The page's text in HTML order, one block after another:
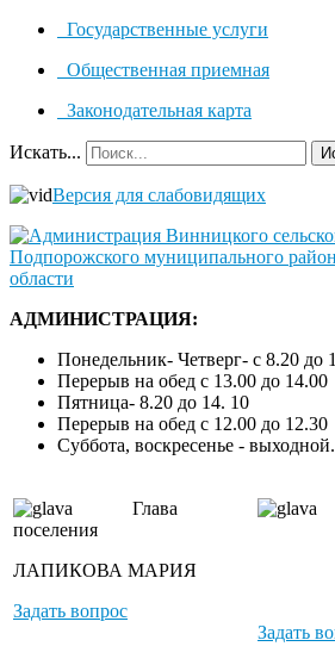
Государственные услуги
Общественная приемная
Законодательная карта
Искать...
Версия для слабовидящих
АДМИНИСТРАЦИЯ:
Понедельник- Четверг- с 8.20 до
Перерыв на обед с 13.00 до 14.00
Пятница- 8.20 до 14. 10
Перерыв на обед с 12.00 до 12.30
Суббота, воскресенье - выходной.
Глава
поселения
ЛАПИКОВА МАРИЯ
Задать вопрос
Задать